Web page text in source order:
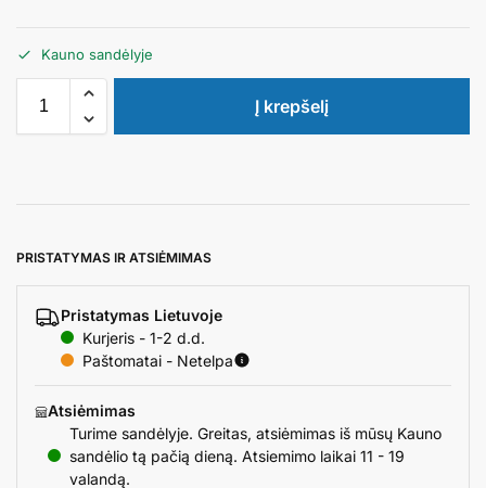
Kauno sandėlyje
Į krepšelį
PRISTATYMAS IR ATSIĖMIMAS
Pristatymas Lietuvoje
Kurjeris - 1-2 d.d.
Paštomatai - Netelpa
Atsiėmimas
Turime sandėlyje. Greitas, atsiėmimas iš mūsų Kauno
sandėlio tą pačią dieną. Atsiemimo laikai 11 - 19
valandą.